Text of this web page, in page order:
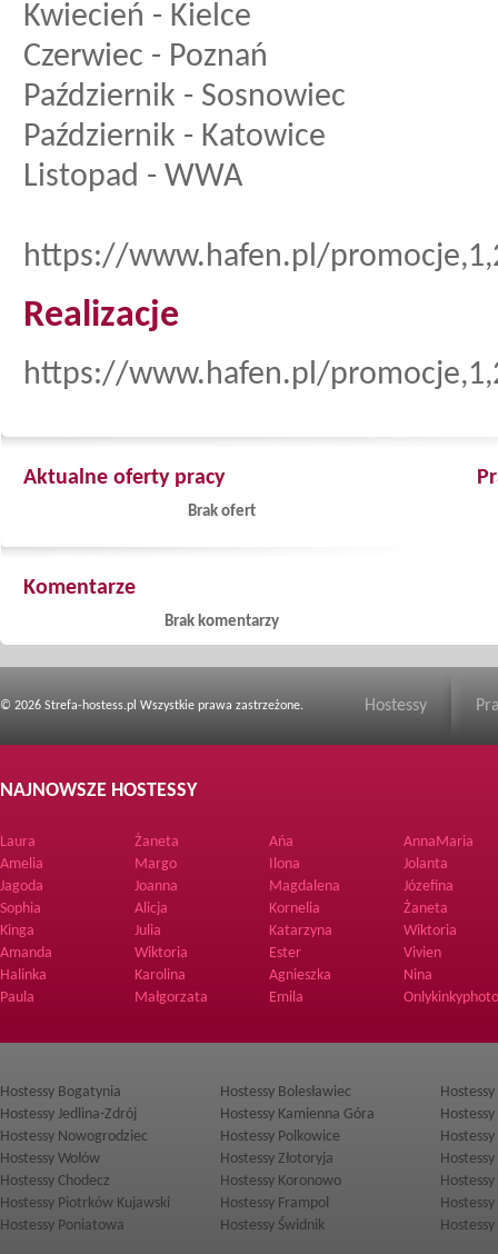
Kwiecień - Kielce
Czerwiec - Poznań
Październik - Sosnowiec
Październik - Katowice
Listopad - WWA
https://www.hafen.pl/
Realizacje
https://www.hafen.pl/
Aktualne oferty pracy
Brak ofert
Komentarze
Brak komentarzy
© 2026 Strefa-hostess.pl Wszystkie prawa zastrzeżone. Hostessy
NAJNOWSZE HOSTESSY
Laura Żaneta Ańa
AnnaMaria
Amelia
Margo Ilona
Jolanta
Jagoda
Joanna Magdalena
Józefina
Sophia
Alicja Kornelia
Żaneta
Kinga
Julia Katarzyna
Wiktoria
Amanda
Wiktoria Ester
Vivien
Halinka
Karolina Agnieszka
Nina
Paula
Małgorzata Emila
Hostessy Bogatynia Hostessy Bolesławiec
Hostessy Jedlina-Zdrój
Hostessy Kamienna Góra
Hostessy Nowogrodziec
Hostessy Polkowice
Hostessy Wołów
Hostessy Złotoryja
Hostessy Chodecz
Hostessy Koronowo
Hostessy Piotrków Kujawski
Hostessy Frampol
Hostessy Poniatowa
Hostessy Świdnik